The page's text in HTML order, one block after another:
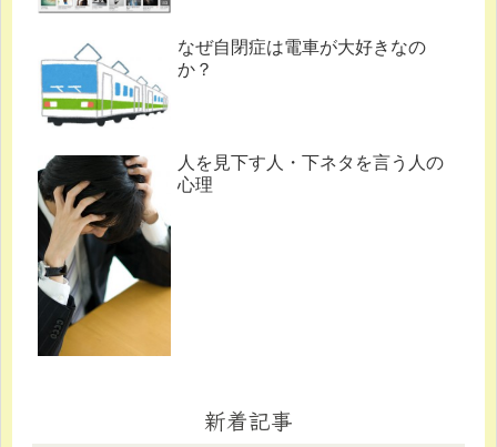
なぜ自閉症は電車が大好きなの
か？
人を見下す人・下ネタを言う人の
心理
新着記事